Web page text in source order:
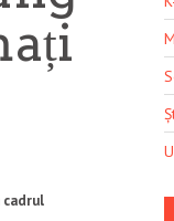
cadrul